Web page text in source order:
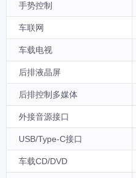
手势控制
车联网
车载电视
后排液晶屏
后排控制多媒体
外接音源接口
USB/Type-C接口
车载CD/DVD